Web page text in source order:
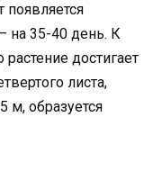
появляется
на 35-40 день. К
достигает
листа,
м, образуется